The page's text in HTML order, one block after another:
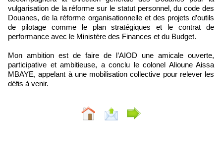
vulgarisation de la réforme sur le statut personnel, du code des
Douanes, de la réforme organisationnelle et des projets d’outils
de pilotage comme le plan stratégiques et le contrat de
performance avec le Ministère des Finances et du Budget.
Mon ambition est de faire de l’AIOD une amicale ouverte,
participative et ambitieuse, a conclu le colonel Alioune Aissa
MBAYE, appelant à une mobilisation collective pour relever les
défis à venir.